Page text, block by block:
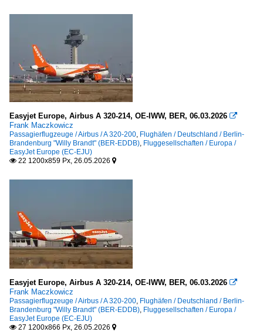
Easyjet Europe, Airbus A 320-214, OE-IWW, BER, 06.03.2026 
Frank Maczkowicz
Passagierflugzeuge / Airbus / A 320-200 Flughäfen / Deutschland / Berlin-
Brandenburg "Willy Brandt" (BER-EDDB) Fluggesellschaften / Europa /
EasyJet Europe (EC-EJU)
 22 1200x859 Px, 26.05.2026 
Easyjet Europe, Airbus A 320-214, OE-IWW, BER, 06.03.2026 
Frank Maczkowicz
Passagierflugzeuge / Airbus / A 320-200 Flughäfen / Deutschland / Berlin-
Brandenburg "Willy Brandt" (BER-EDDB) Fluggesellschaften / Europa /
EasyJet Europe (EC-EJU)
 27 1200x866 Px, 26.05.2026 